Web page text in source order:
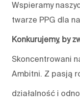
Wspieramy
twarze PPG dla
Konkurujemy, by
Skoncentrowani
Ambitni. Z pasją
działalność i